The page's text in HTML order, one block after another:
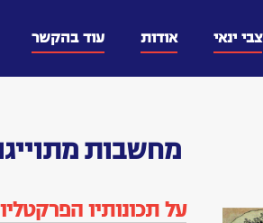
צבי ינאי אודות עוד בהקשר
מחשבות
על תכונותיו